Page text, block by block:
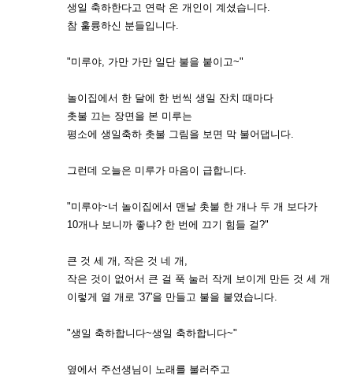
생일 축하한다고 연락 온 개인이 계셨습니다.
참 훌륭하신 분들입니다.
"미루야, 가만 가만 일단 불을 붙이고~"
놀이집에서 한 달에 한 번씩 생일 잔치 때마다
촛불 끄는 장면을 본 미루는
평소에 생일축하 촛불 그림을 보면 막 불어댑니다.
그런데 오늘은 미루가 마음이 급합니다.
"미루야~너 놀이집에서 맨날 촛불 한 개나 두 개 보다가
10개나 보니까 좋냐? 한 번에 끄기 힘들 걸?"
큰 것 세 개, 작은 것 네 개,
작은 것이 없어서 큰 걸 푹 눌러 작게 보이게 만든 것 세 개
이렇게 열 개로 '37'을 만들고 불을 붙였습니다.
"생일 축하합니다~생일 축하합니다~"
옆에서 주선생님이 노래를 불러주고